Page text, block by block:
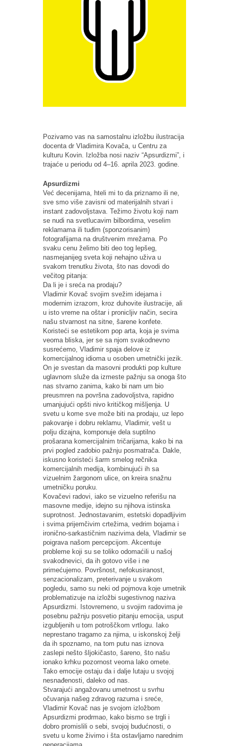
Pozivamo vas na samostalnu izložbu ilustracija
docenta dr Vladimira Kovača, u Centru za
kulturu Kovin. Izložba nosi naziv “Apsurdizmi”, i
trajaće u periodu od 4–16. aprila 2023. godine.
Apsurdizmi
Već decenijama, hteli mi to da priznamo ili ne,
sve smo više zavisni od materijalnih stvari i
instant zadovoljstava. Težimo životu koji nam
se nudi na svetlucavim bilbordima, veselim
reklamama ili tuđim (sponzorisanim)
fotografijama na društvenim mrežama. Po
svaku cenu želimo biti deo tog lepšeg,
nasmejanijeg sveta koji nehajno uživa u
svakom trenutku života, što nas dovodi do
večitog pitanja:
Da li je i sreća na prodaju?
Vladimir Kovač svojim svežim idejama i
modernim izrazom, kroz duhovite ilustracije, ali
u isto vreme na oštar i pronicljiv način, secira
našu stvarnost na sitne, šarene konfete.
Koristeći se estetikom pop arta, koja je svima
veoma bliska, jer se sa njom svakodnevno
susrećemo, Vladimir spaja delove iz
komercijalnog idioma u osoben umetnički jezik.
On je svestan da masovni produkti pop kulture
uglavnom služe da izmeste pažnju sa onoga što
nas stvarno zanima, kako bi nam um bio
preusmren na površna zadovoljstva, rapidno
umanjujući opšti nivo kritičkog mišljenja. U
svetu u kome sve može biti na prodaju, uz lepo
pakovanje i dobru reklamu, Vladimir, vešt u
polju dizajna, komponuje dela suptilno
prošarana komercijalnim tričarijama, kako bi na
prvi pogled zadobio pažnju posmatrača. Dakle,
iskusno koristeći šarm smelog rečnika
komercijalnih medija, kombinujući ih sa
vizuelnim žargonom ulice, on kreira snažnu
umetničku poruku.
Kovačevi radovi, iako se vizuelno referišu na
masovne medije, idejno su njihova istinska
suprotnost. Jednostavanim, estetski dopadljivim
i svima prijemčivim crtežima, vedrim bojama i
ironično-sarkastičnim nazivima dela, Vladimir se
poigrava našom percepcijom. Akcentuje
probleme koji su se toliko odomaćili u našoj
svakodnevici, da ih gotovo više i ne
primećujemo. Površnost, nefokusiranost,
senzacionalizam, preterivanje u svakom
pogledu, samo su neki od pojmova koje umetnik
problematizuje na izložbi sugestivnog naziva
Apsurdizmi. Istovremeno, u svojim radovima je
posebnu pažnju posvetio pitanju emocija, usput
izgubljenih u tom potroščkom vrtlogu. Iako
neprestano tragamo za njima, u iskonskoj želji
da ih spoznamo, na tom putu nas iznova
zaslepi nešto šljokičasto, šareno, što našu
ionako krhku pozornost veoma lako omete.
Tako emocije ostaju da i dalje lutaju u svojoj
nesnađenosti, daleko od nas.
Stvarajući angažovanu umetnost u svrhu
očuvanja našeg zdravog razuma i sreće,
Vladimir Kovač nas je svojom izložbom
Apsurdizmi prodrmao, kako bismo se trgli i
dobro promislili o sebi, svojoj budućnosti, o
svetu u kome živimo i šta ostavljamo narednim